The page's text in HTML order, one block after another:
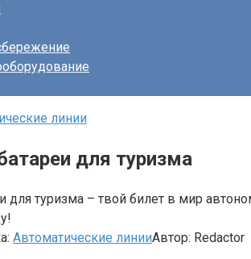
линии
для туризма
для туризма – твой билет в мир
Автоматические линииАвтор: Redactor